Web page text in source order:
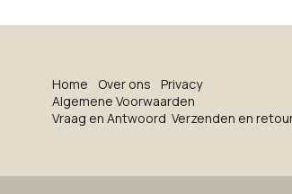
Ho​me O​ve​r on​s
Privacy
Algemene Voorwaarden
Vraag en Antwoord Verzenden en